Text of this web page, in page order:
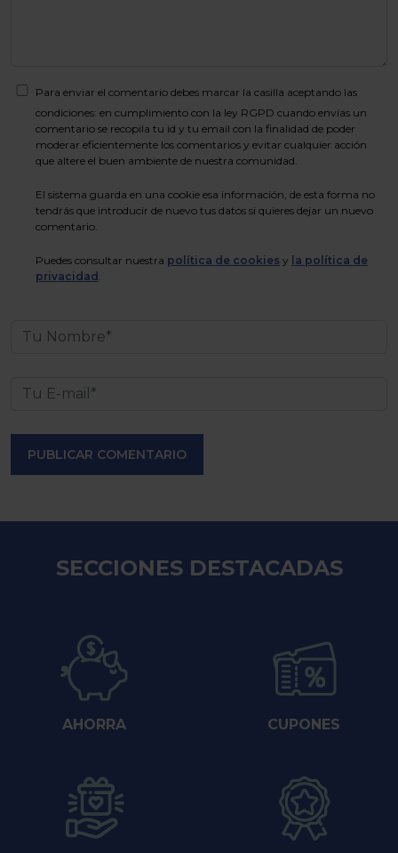
Para enviar el comentario debes marcar la casilla aceptando las
condiciones: en cumplimiento con la ley RGPD cuando envías un
comentario se recopila tu id y tu email con la finalidad de poder
moderar eficientemente los comentarios y evitar cualquier acción
que altere el buen ambiente de nuestra comunidad.
El sistema guarda en una cookie esa información, de esta forma no
tendrás que introducir de nuevo tus datos si quieres dejar un nuevo
comentario.
Puedes consultar nuestra política de cookies y la política de
privacidad .
PUBLICAR COMENTARIO
SECCIONES DESTACADAS
AHORRA CUPONES